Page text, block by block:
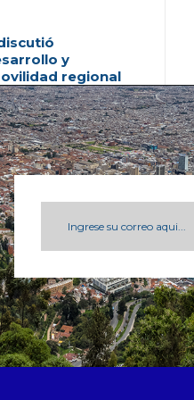
y
regional